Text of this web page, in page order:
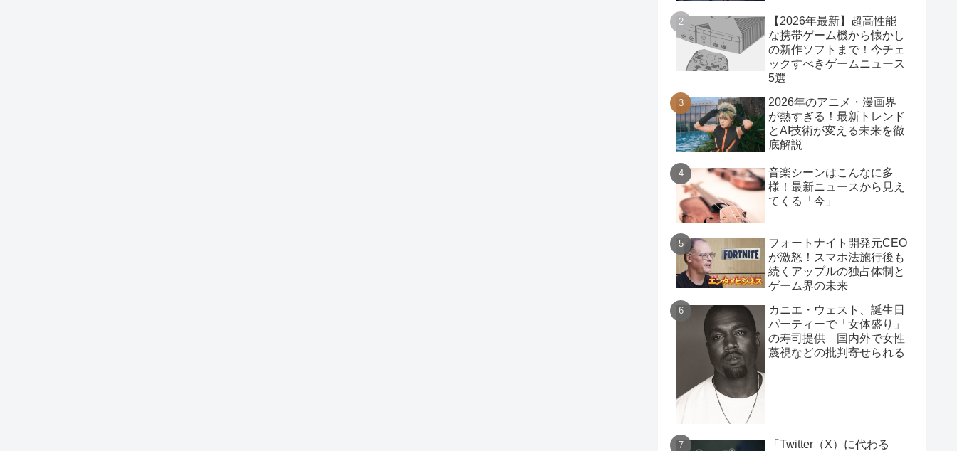
【2026年最新】超高性能
な携帯ゲーム機から懐かし
の新作ソフトまで！今チェ
ックすべきゲームニュース
5選
2026年のアニメ・漫画界
が熱すぎる！最新トレンド
とAI技術が変える未来を徹
底解説
音楽シーンはこんなに多
様！最新ニュースから見え
てくる「今」
フォートナイト開発元CEO
が激怒！スマホ法施行後も
続くアップルの独占体制と
ゲーム界の未来
カニエ・ウェスト、誕生日
パーティーで「女体盛り」
の寿司提供 国内外で女性
蔑視などの批判寄せられる
「Twitter（X）に代わる